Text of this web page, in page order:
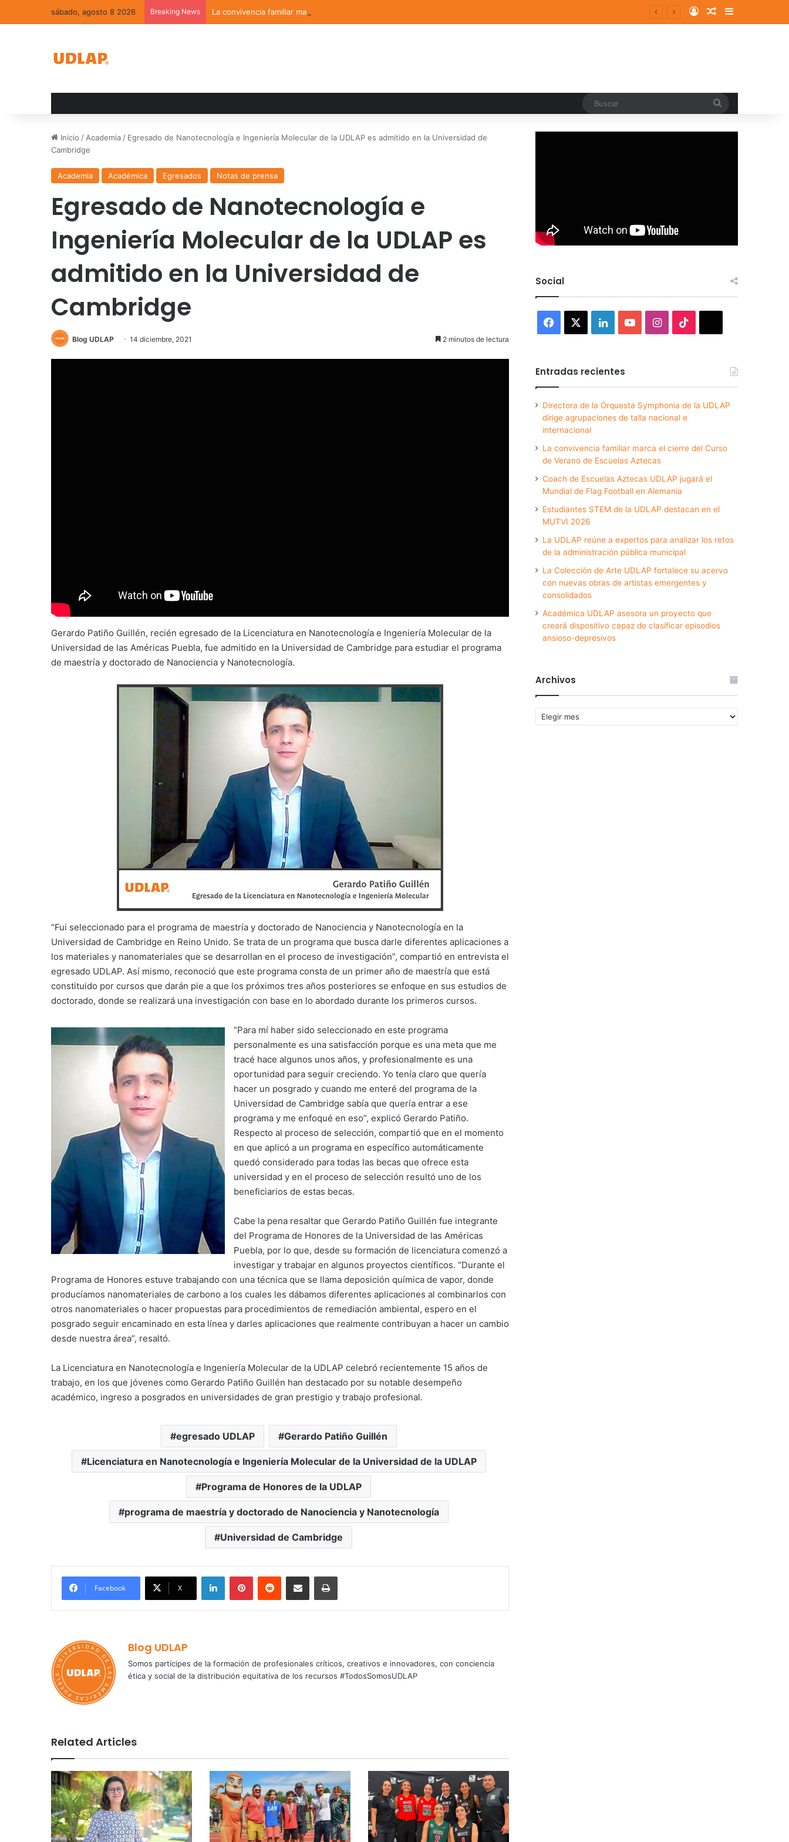
sábado, agosto 8 2026 Breaking News La convivencia familiar marca el cierre del Curso de Verano de Escuelas Aztecas Log InRandom Article
Sidebar
Inicio / Academia / Egresado de Nanotecnología e Ingeniería Molecular de la UDLAP es admitido en la Universidad de
Cambridge
Academia Académica Egresados Notas de prensa
Egresado de Nanotecnología e
Ingeniería Molecular de la UDLAP es
admitido en la Universidad de
Cambridge
Blog UDLAP 14 diciembre, 2021 2 minutos de lectura
Gerardo Patiño Guillén, recién egresado de la Licenciatura en Nanotecnología e Ingeniería Molecular de la
Universidad de las Américas Puebla, fue admitido en la Universidad de Cambridge para estudiar el programa
de maestría y doctorado de Nanociencia y Nanotecnología.
“Fui seleccionado para el programa de maestría y doctorado de Nanociencia y Nanotecnología en la
Universidad de Cambridge en Reino Unido. Se trata de un programa que busca darle diferentes aplicaciones a
los materiales y nanomateriales que se desarrollan en el proceso de investigación”, compartió en entrevista el
egresado UDLAP. Así mismo, reconoció que este programa consta de un primer año de maestría que está
constituido por cursos que darán pie a que los próximos tres años posteriores se enfoque en sus estudios de
doctorado, donde se realizará una investigación con base en lo abordado durante los primeros cursos.
“Para mí haber sido seleccionado en este programa
personalmente es una satisfacción porque es una meta que me
tracé hace algunos unos años, y profesionalmente es una
oportunidad para seguir creciendo. Yo tenía claro que quería
hacer un posgrado y cuando me enteré del programa de la
Universidad de Cambridge sabía que quería entrar a ese
programa y me enfoqué en eso”, explicó Gerardo Patiño.
Respecto al proceso de selección, compartió que en el momento
en que aplicó a un programa en específico automáticamente
quedó considerado para todas las becas que ofrece esta
universidad y en el proceso de selección resultó uno de los
beneficiarios de estas becas.
Cabe la pena resaltar que Gerardo Patiño Guillén fue integrante
del Programa de Honores de la Universidad de las Américas
Puebla, por lo que, desde su formación de licenciatura comenzó a
investigar y trabajar en algunos proyectos científicos. “Durante el
Programa de Honores estuve trabajando con una técnica que se llama deposición química de vapor, donde
producíamos nanomateriales de carbono a los cuales les dábamos diferentes aplicaciones al combinarlos con
otros nanomateriales o hacer propuestas para procedimientos de remediación ambiental, espero en el
posgrado seguir encaminado en esta línea y darles aplicaciones que realmente contribuyan a hacer un cambio
desde nuestra área”, resaltó.
La Licenciatura en Nanotecnología e Ingeniería Molecular de la UDLAP celebró recientemente 15 años de
trabajo, en los que jóvenes como Gerardo Patiño Guillén han destacado por su notable desempeño
académico, ingreso a posgrados en universidades de gran prestigio y trabajo profesional.
egresado UDLAP Gerardo Patiño Guillén
Licenciatura en Nanotecnología e Ingeniería Molecular de la Universidad de la UDLAP
Programa de Honores de la UDLAP
programa de maestría y doctorado de Nanociencia y Nanotecnología
Universidad de Cambridge
Facebook X
LinkedInPinterestReddit Share via Email Print
Blog UDLAP
Somos partícipes de la formación de profesionales críticos, creativos e innovadores, con conciencia
ética y social de la distribución equitativa de los recursos #TodosSomosUDLAP
Related Articles
Social
Facebook LinkedInYouTubeInstagram
Entradas recientes
Directora de la Orquesta Symphonia de la UDLAP
dirige agrupaciones de talla nacional e
internacional
La convivencia familiar marca el cierre del Curso
de Verano de Escuelas Aztecas
Coach de Escuelas Aztecas UDLAP jugará el
Mundial de Flag Football en Alemania
Estudiantes STEM de la UDLAP destacan en el
MUTVI 2026
La UDLAP reúne a expertos para analizar los retos
de la administración pública municipal
La Colección de Arte UDLAP fortalece su acervo
con nuevas obras de artistas emergentes y
consolidados
Académica UDLAP asesora un proyecto que
creará dispositivo capaz de clasificar episodios
ansioso-depresivos
Archivos
Archivos